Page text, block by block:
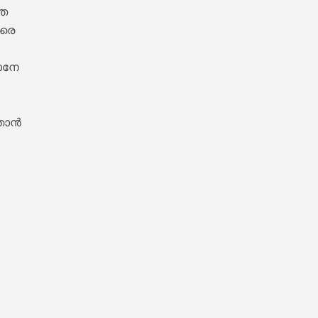
Lyrics – Sesham Kazhchayil [1983]